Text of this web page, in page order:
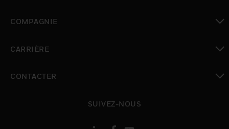
COMPAGNIE
CARRIÈRE
CONTACTER
SUIVEZ-NOUS